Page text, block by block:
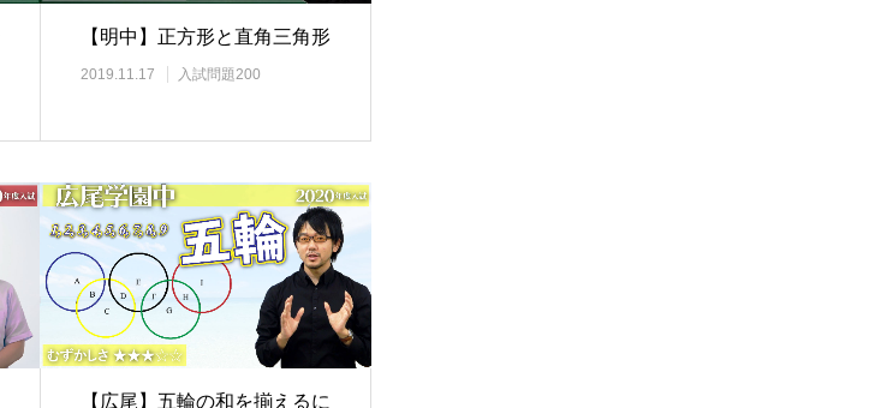
【明中】正方形と直角三角形
2019.11.17 入試問題200
【広尾】五輪の和を揃えるに